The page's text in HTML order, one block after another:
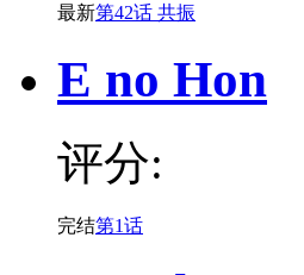
最新第42话 共振
E no Hon
评分:
完结第1话